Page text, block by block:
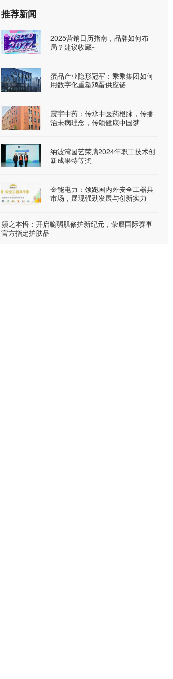
推荐新闻
2025营销日历指南，品牌如何布
局？建议收藏~
蛋品产业隐形冠军：乘乘集团如何
用数字化重塑鸡蛋供应链
震宇中药：传承中医药根脉，传播
治未病理念，传颂健康中国梦
纳波湾园艺荣膺2024年职工技术创
新成果特等奖
金能电力：领跑国内外安全工器具
市场，展现强劲发展与创新实力
颜之本悟：开启脆弱肌修护新纪元，荣膺国际赛事
官方指定护肤品